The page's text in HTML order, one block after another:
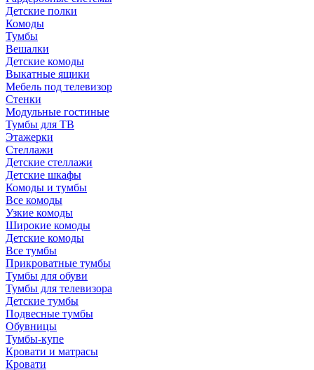
Детские полки
Комоды
Тумбы
Вешалки
Детские комоды
Выкатные ящики
Мебель под телевизор
Стенки
Модульные гостиные
Тумбы для ТВ
Этажерки
Стеллажи
Детские стеллажи
Детские шкафы
Комоды и тумбы
Все комоды
Узкие комоды
Широкие комоды
Детские комоды
Все тумбы
Прикроватные тумбы
Тумбы для обуви
Тумбы для телевизора
Детские тумбы
Подвесные тумбы
Обувницы
Тумбы-купе
Кровати и матрасы
Кровати